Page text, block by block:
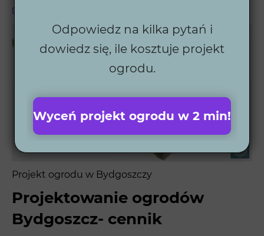
ogrodu
Projekt ogrodu w Bydgoszczy
Projektowanie ogrodów
Bydgoszcz- cennik
Odpowiedz na kilka pytań i
dowiedz się, ile kosztuje projekt
ogrodu.
Wyceń projekt ogrodu w 2 min!